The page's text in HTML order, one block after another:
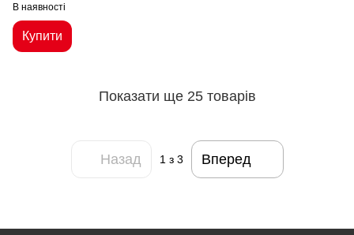
В наявності
Купити
Показати ще 25 товарів
Назад 1 з 3 Вперед